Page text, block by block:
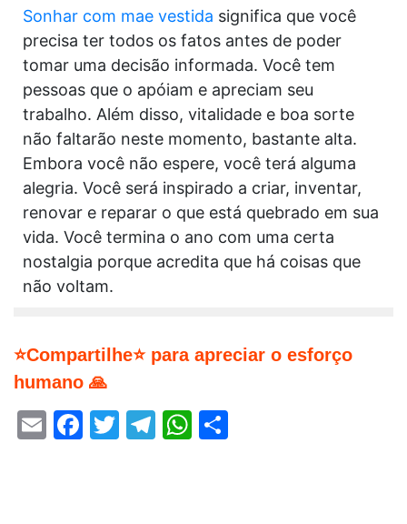
Sonhar com mae vestida significa que você
precisa ter todos os fatos antes de poder
tomar uma decisão informada. Você tem
pessoas que o apóiam e apreciam seu
trabalho. Além disso, vitalidade e boa sorte
não faltarão neste momento, bastante alta.
Embora você não espere, você terá alguma
alegria. Você será inspirado a criar, inventar,
renovar e reparar o que está quebrado em sua
vida. Você termina o ano com uma certa
nostalgia porque acredita que há coisas que
não voltam.
⭐Compartilhe⭐ para apreciar o esforço
humano 🙏
EmailFacebook
Twitter
Telegram
WhatsApp